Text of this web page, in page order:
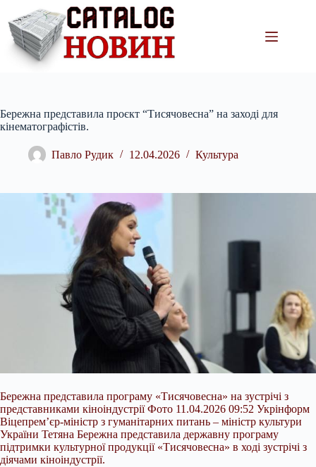
вмісту
Бережна представила проєкт “Тисячовесна” на заході для
кінематографістів.
Павло Рудик 12.04.2026 Культура
Бережна представила програму «Тисячовесна» на зустрічі з
представниками кіноіндустрії Фото 11.04.2026 09:52 Укрінформ
Віцепрем’єр-міністр з гуманітарних питань – міністр культури
України Тетяна Бережна представила державну програму
підтримки культурної продукції «Тисячовесна» в ході зустрічі з
діячами кіноіндустрії.